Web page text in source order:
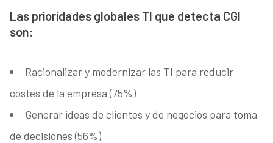
Las prioridades globales TI que detecta CGI
son:
Racionalizar y modernizar las TI para reducir
costes de la empresa (75%)
Generar ideas de clientes y de negocios para toma
de decisiones (56%)